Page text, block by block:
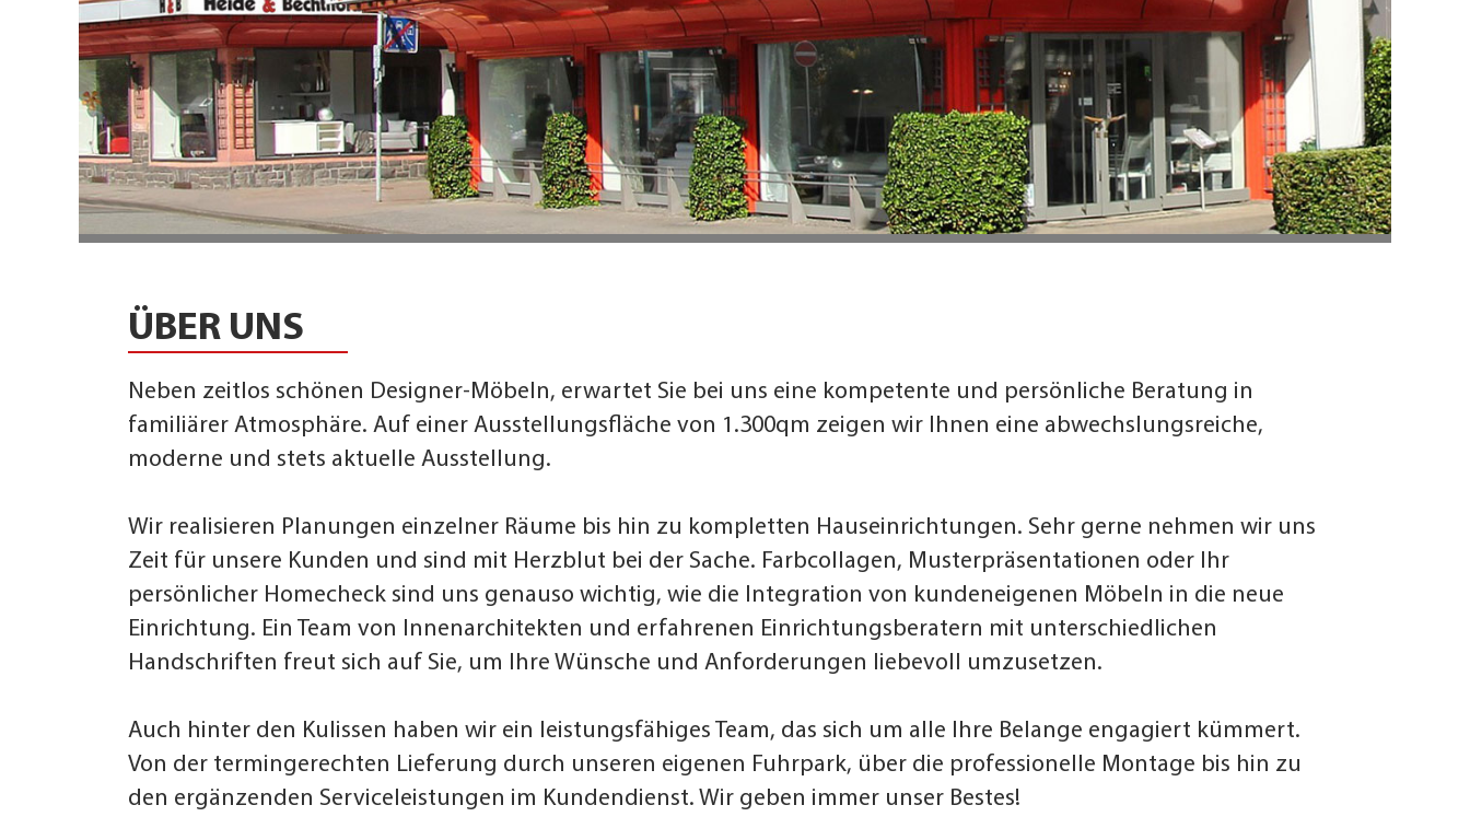
ÜBER UNS
Neben zeitlos schönen Designer-Möbeln, erwartet Sie bei uns eine kompetente und persönliche Beratung in
familiärer Atmosphäre. Auf einer Ausstellungsfläche von 1.300qm zeigen wir Ihnen eine abwechslungsreiche,
moderne und stets aktuelle Ausstellung.
Wir realisieren Planungen einzelner Räume bis hin zu kompletten Hauseinrichtungen. Sehr gerne nehmen wir uns
Zeit für unsere Kunden und sind mit Herzblut bei der Sache. Farbcollagen, Musterpräsentationen oder Ihr
persönlicher Homecheck sind uns genauso wichtig, wie die Integration von kundeneigenen Möbeln in die neue
Einrichtung. Ein Team von Innenarchitekten und erfahrenen Einrichtungsberatern mit unterschiedlichen
Handschriften freut sich auf Sie, um Ihre Wünsche und Anforderungen liebevoll umzusetzen.
Auch hinter den Kulissen haben wir ein leistungsfähiges Team, das sich um alle Ihre Belange engagiert kümmert.
Von der termingerechten Lieferung durch unseren eigenen Fuhrpark, über die professionelle Montage bis hin zu
den ergänzenden Serviceleistungen im Kundendienst. Wir geben immer unser Bestes!